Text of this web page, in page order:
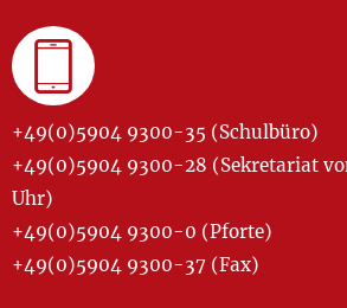
+49(0)5904 9300-35 (Schulbüro)
+49(0)5904 9300-28 (Sekretariat
Uhr)
+49(0)5904 9300-0 (Pforte)
+49(0)5904 9300-37 (Fax)